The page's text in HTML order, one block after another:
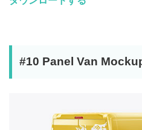
#10 Panel Van